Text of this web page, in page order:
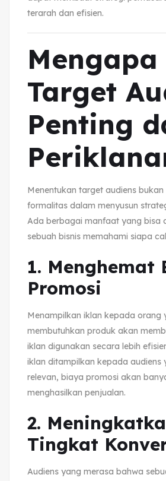
terarah dan efisien.
Mengapa
Target
Penting
Menentukan target audiens
formalitas dalam menyusun
Ada berbagai manfaat yang bisa
sebuah bisnis memahami siapa
1. Menghemat
Promosi
Menampilkan iklan kepada orang
membutuhkan produk akan
iklan digunakan secara lebih
iklan ditampilkan kepada audiens
relevan, biaya promosi akan
menghasilkan penjualan.
2.
Tingkat
Audiens yang merasa bahwa